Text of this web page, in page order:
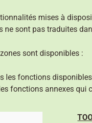
mises à
sont pas traduites
sont disponibles :
les fonctions
fonctions annexes qui